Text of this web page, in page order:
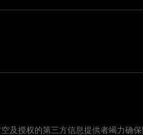
及授权的第三方信息提供者竭力确